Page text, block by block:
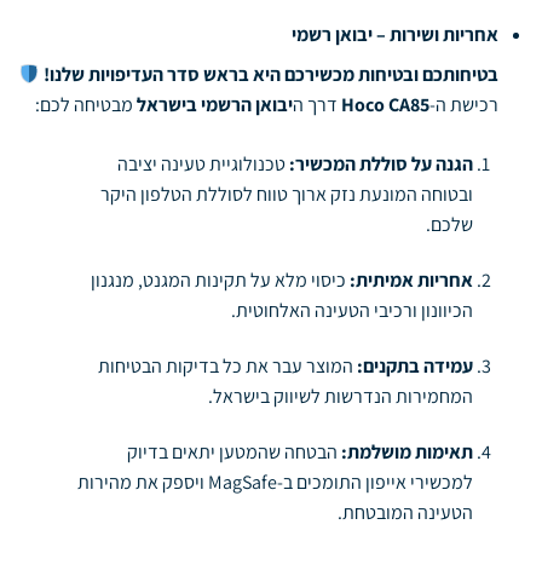
אחריות ושירות – יבואן רשמי
בטיחותכם ובטיחות מכשירכם היא בראש סדר העדיפויות שלנו!
רכישת ה-Hoco CA85 דרך היבואן הרשמי בישראלמבטיחה לכם:
הגנה על סוללת המכשיר:טכנולוגיית טעינה יציבה
ובטוחה המונעת נזק ארוך טווח לסוללת הטלפון היקר
שלכם.
אחריות אמיתית: כיסוי מלא על תקינות המגנט, מנגנון
הכיוונון ורכיבי הטעינה האלחוטית.
עמידה בתקנים: המוצר עבר את כל בדיקות הבטיחות
המחמירות הנדרשות לשיווק בישראל.
תאימות מושלמת: הבטחה שהמטען יתאים בדיוק
למכשירי אייפון התומכים ב-MagSafe ויספק את מהירות
הטעינה המובטחת.